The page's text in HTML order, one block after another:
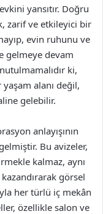
yansıtır. Doğru
zarif ve etkileyici bir
evin ruhunu ve
gelmeye devam
ki,
alanı değil,
gelebilir.
anlayışının
Bu avizeler,
kalmaz, aynı
görsel
her türlü iç mekân
özellikle salon ve